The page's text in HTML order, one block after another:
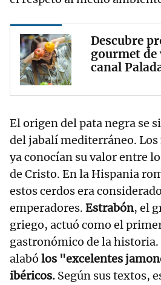
Descubre
gourmet de
canal
El origen del pata negra se
del jabalí mediterráneo. Los
ya conocían su valor entre
de Cristo. En la Hispania
estos cerdos era
emperadores. Estrabón, el
griego, actuó como el
gastronómico de la historia.
alabó los "excelentes
ibéricos. Según sus textos,